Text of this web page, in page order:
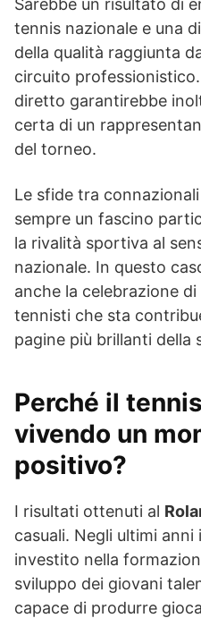
Sarebbe un risultato di
tennis nazionale e una
della qualità raggiunta
circuito
diretto garantirebbe
certa di un
del torneo.
Le sfide tra
sempre un fascino
la rivalità sportiva al
nazionale. In questo
anche la celebrazione
tennisti che sta
pagine più brillanti della
Perché il
vivendo un
positivo?
I risultati ottenuti al
casuali. Negli ultimi
investito nella
sviluppo dei giovani
capace di produrre